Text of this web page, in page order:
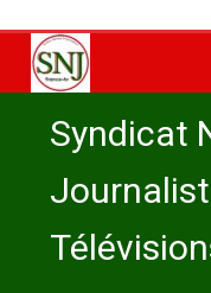
contenu
Syndicat